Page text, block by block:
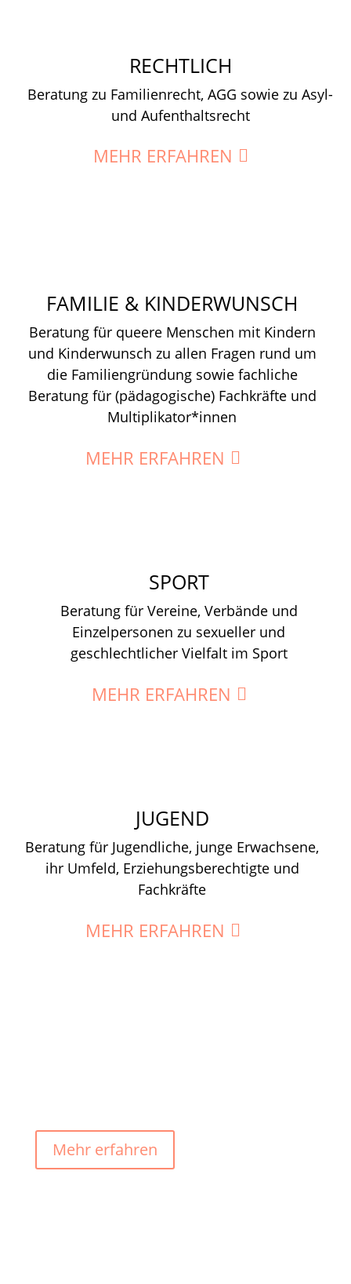
RECHTLICH
Beratung zu Familienrecht, AGG sowie zu Asyl-
und Aufenthaltsrecht
MEHR ERFAHREN
FAMILIE & KINDERWUNSCH
Beratung für queere Menschen mit Kindern
und Kinderwunsch zu allen Fragen rund um
die Familiengründung sowie fachliche
Beratung für (pädagogische) Fachkräfte und
Multiplikator*innen
MEHR ERFAHREN
SPORT
Beratung für Vereine, Verbände und
Einzelpersonen zu sexueller und
geschlechtlicher Vielfalt im Sport
MEHR ERFAHREN
JUGEND
Beratung für Jugendliche, junge Erwachsene,
ihr Umfeld, Erziehungsberechtigte und
Fachkräfte
MEHR ERFAHREN
Mehr erfahren